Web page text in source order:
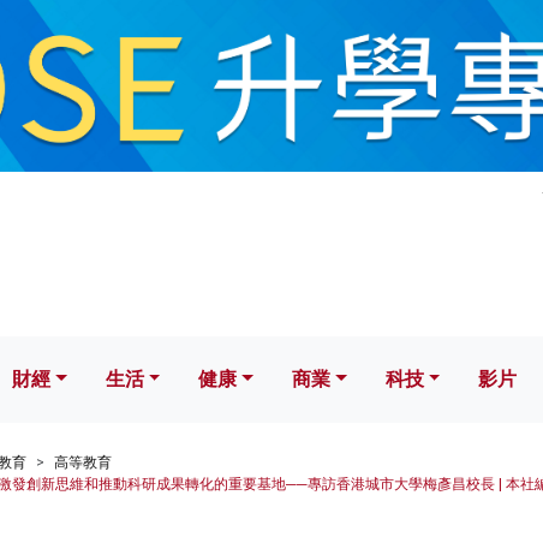
生活 健康 科技 影片
財經 生活 健康 商業 科技 影片
育
高等教育
發創新思維和推動科研成果轉化的重要基地──專訪香港城市大學梅彥昌校長 | 本社